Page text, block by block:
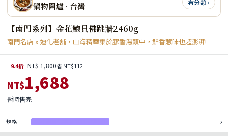
鍋物圍爐 · 台灣
【南門系列】金花鮑貝佛跳牆2460g
南門名店 x 迪化老舖，山海精華集於膠香湯頭中，鮮香惹味也超澎湃!
9.4折 NT$ 1,800省 NT$112
NT$1,688
暫時售完
規格 ›